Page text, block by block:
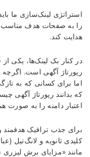
استراتژی لینک‌سازی ما
را به صفحات هدف
هدایت کند.
در کنار بک لینک‌ها، یکی از
رپورتاژ آگهی است. اگرچه
اما برای کسانی که به
که بدانند رپورتاژ آگهی
اعتبار دامنه را به صورت
برای جذب ترافیک
کلیدی ثانویه و لانگ‌تیل
مانند «مزایای برش